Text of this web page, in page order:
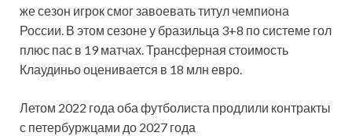
же сезон игрок смог завоевать титул чемпиона
России. В этом сезоне у бразильца 3+8 по системе гол
плюс пас в 19 матчах. Трансферная стоимость
Клаудиньо оценивается в 18 млн евро.
Летом 2022 года оба футболиста продлили контракты
с петербуржцами до 2027 года